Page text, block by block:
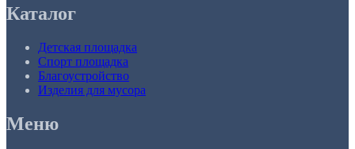
Каталог
Детская площадка
Спорт площадка
Благоустройство
Изделия для мусора
Меню